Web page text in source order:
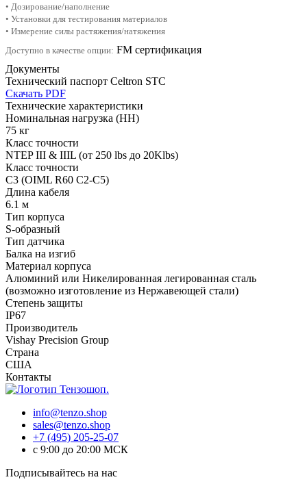
• Дозирование/наполнение
• Установки для тестирования материалов
• Измерение силы растяжения/натяжения
Доступно в качестве опции: FM сертификация
Документы
Технический паспорт Celtron STC
Скачать PDF
Технические характеристики
Номинальная нагрузка (НН)
75 кг
Класс точности
NTEP III & IIIL (от 250 lbs до 20Klbs)
Класс точности
С3 (OIML R60 C2-C5)
Длина кабеля
6.1 м
Тип корпуса
S-образный
Тип датчика
Балка на изгиб
Материал корпуса
Алюминий или Никелированная легированная сталь
(возможно изготовление из Нержавеющей стали)
Степень защиты
IP67
Производитель
Vishay Precision Group
Страна
США
Контакты
info@tenzo.shop
sales@tenzo.shop
+7 (495) 205-25-07
с 9:00 до 20:00 МСК
Подписывайтесь на нас